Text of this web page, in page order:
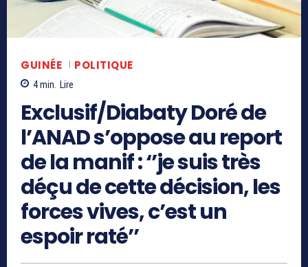
GUINÉE POLITIQUE
4min. Lire
Exclusif/Diabaty Doré de
l’ANAD s’oppose au report
de la manif : ‘’je suis très
déçu de cette décision, les
forces vives, c’est un
espoir raté’’